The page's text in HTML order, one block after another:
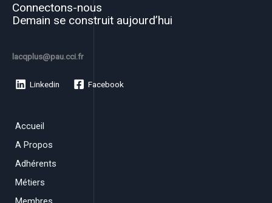
Connectons-nous
Demain se construit aujourd’hui
lacqplus@pau.cci.fr
Linkedin Facebook
Accueil
A Propos
Adhérents
Métiers